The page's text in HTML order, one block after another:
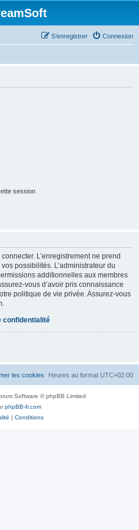
Connexion
S’enregistrer
session
L’enregistrement ne prend
possibilités. L’administrateur du
additionnelles aux membres
vous d’avoir pris connaissance
politique de vie privée. Assurez-vous
confidentialité
Heures au format UTC+02:00
les cookies
Software © phpBB Limited
phpBB-fr.com
| Conditions